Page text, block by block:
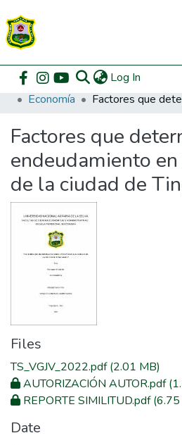
Log In
Communities & Collections
All of DSpace
DSpace Statistics
Home Pregrado
Economía
Factores que
endeudamiento
de la ciudad de
Files
TS_VGJV_2022.pdf(2.01 MB)
AUTORIZACIÓN AUTOR.pdf
REPORTE SIMILITUD.pdf(6.75
Date